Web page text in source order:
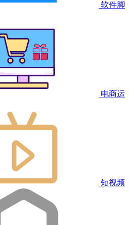
软件脚
电商运
短视频